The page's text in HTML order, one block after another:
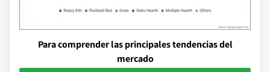
Para comprender las principales tendencias del
mercado